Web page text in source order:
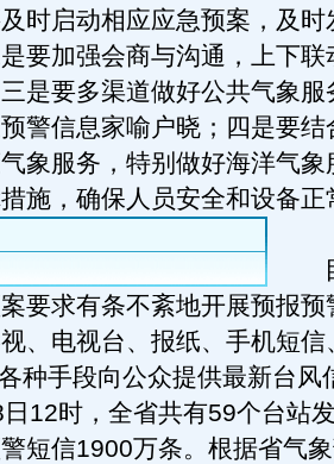
时启动相应应急预案，及时
要加强会商与沟通，上下联
是要多渠道做好公共气象服
警信息家喻户晓；四是要结
象服务，特别做好海洋气
施，确保人员安全和设备正
目
要求有条不紊地开展预报预
、电视台、报纸、手机短
种手段向公众提供最新台风
12时，全省共有59个台站
短信1900万条。根据省气